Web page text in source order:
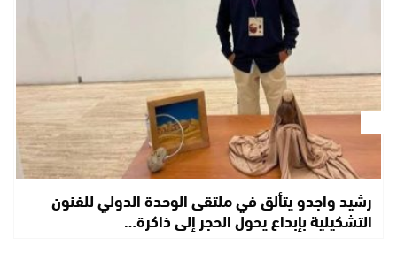
رشيد واجدو يتألق في ملتقى الوحدة الدولي للفنون
التشكيلية بإبداع يحول الحجر إلى ذاكرة…